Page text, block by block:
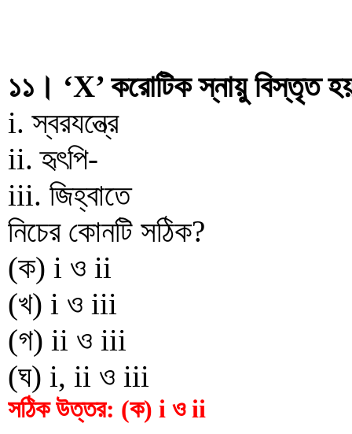
১১। ‘X’ করোটিক স্নায়ু বিস্তৃত
i. স্বরযন্ত্রে
ii. হৃৎপি-
iii. জিহ্বাতে
নিচের কোনটি সঠিক?
(ক) i ও ii
(খ) i ও iii
(গ) ii ও iii
(ঘ) i, ii ও iii
সঠিক উত্তর: (ক) i ও ii